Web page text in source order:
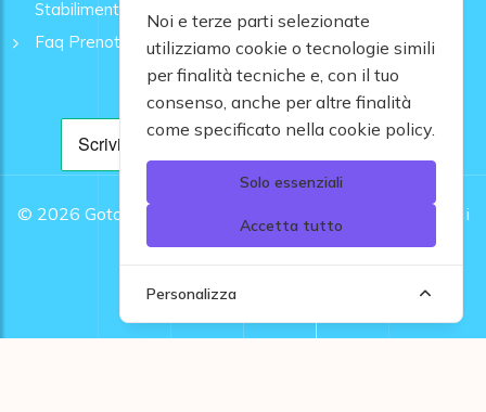
Stabilimenti - GoToMare
Faq Prenotazione Spiagge
© 2026 Gotomare srl - Partita IVA 12948810960 .
Tutti i
diritti riservati.
Noi e terze parti selezionate
utilizziamo cookie o tecnologie simili
per finalità tecniche e, con il tuo
consenso, anche per altre finalità
come specificato nella cookie policy.
Solo essenziali
Accetta tutto
Personalizza